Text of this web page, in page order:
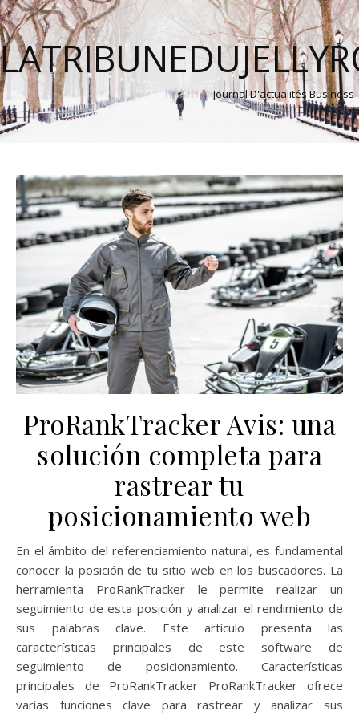
Journal D'actualités Business
ProRankTracker Avis: una
solución completa para
rastrear tu
posicionamiento web
En el ámbito del referenciamiento natural, es fundamental
conocer la posición de tu sitio web en los buscadores. La
herramienta ProRankTracker le permite realizar un
seguimiento de esta posición y analizar el rendimiento de
sus palabras clave. Este artículo presenta las
características principales de este software de
seguimiento de posicionamiento. Características
principales de ProRankTracker ProRankTracker ofrece
varias funciones clave para rastrear y analizar sus